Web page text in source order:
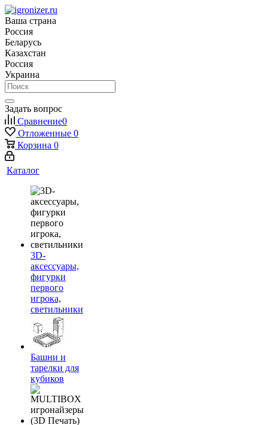
Ваша страна
Россия
Беларусь
Казахстан
Россия
Украина
Задать вопрос
Сравнение0
Отложенные 0
Корзина 0
Каталог
3D-
аксессуары,
фигурки
первого
игрока,
светильники
Башни и
тарелки для
кубиков